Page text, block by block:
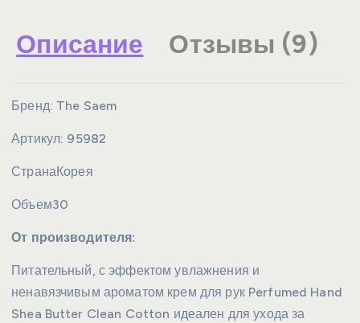
Описание Отзывы (9)
Бренд: The Saem
Артикул: 95982
СтранаКорея
Объем30
От производителя:
Питательный, с эффектом увлажнения и
ненавязчивым ароматом крем для рук Perfumed Hand
Shea Butter Clean Cotton идеален для ухода за